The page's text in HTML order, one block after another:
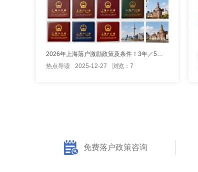
2026年上海落户激励政策及条件！3年／5年居转户落户上海！
热点导读
2025-12-27 浏览：7
免费落户政策咨询